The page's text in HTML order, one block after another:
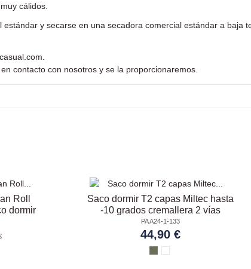
cálidos.
y secarse en una secadora comercial estándar a baja
.
contacto con nosotros y se la proporcionaremos.
Roll
dormir
Saco dormir T2 capas Miltec hasta
-10 grados cremallera 2 vías
PA A24-1-133
44,90 €